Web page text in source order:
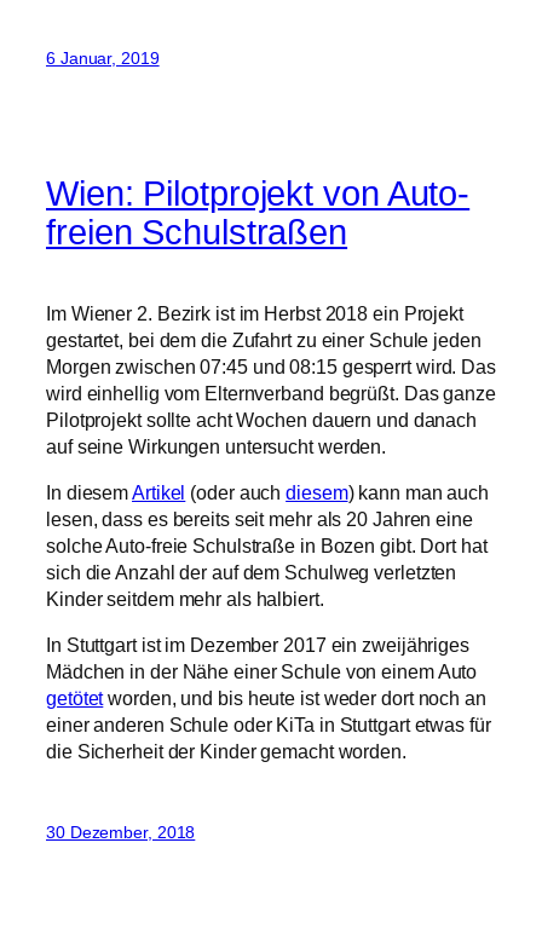
Wien: Pilotprojekt von Auto-
Im Wiener 2. Bezirk ist im Herbst 2018 ein Projekt
gestartet, bei dem die Zufahrt zu einer Schule jeden
Morgen zwischen 07:45 und 08:15 gesperrt wird. Das
auf seine Wirkungen untersucht werden.
In diesemArtikel(oder auch diesem) kann man auch
lesen, dass es bereits seit mehr als 20 Jahren eine
solche Auto-freie Schulstraße in Bozen gibt. Dort hat
sich die Anzahl der auf dem Schulweg verletzten
In Stuttgart ist im Dezember 2017 ein zweijähriges
Mädchen in der Nähe einer Schule von einem Auto
getötetworden, und bis heute ist weder dort noch an
einer anderen Schule oder KiTa in Stuttgart etwas für
30 Dezember, 2018
Cheltenham: Auto-freies